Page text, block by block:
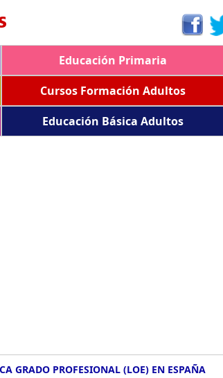
Educación Primaria
Cursos Formación Adultos
Educación Básica Adultos
GRADO PROFESIONAL (LOE) EN ESPAÑA